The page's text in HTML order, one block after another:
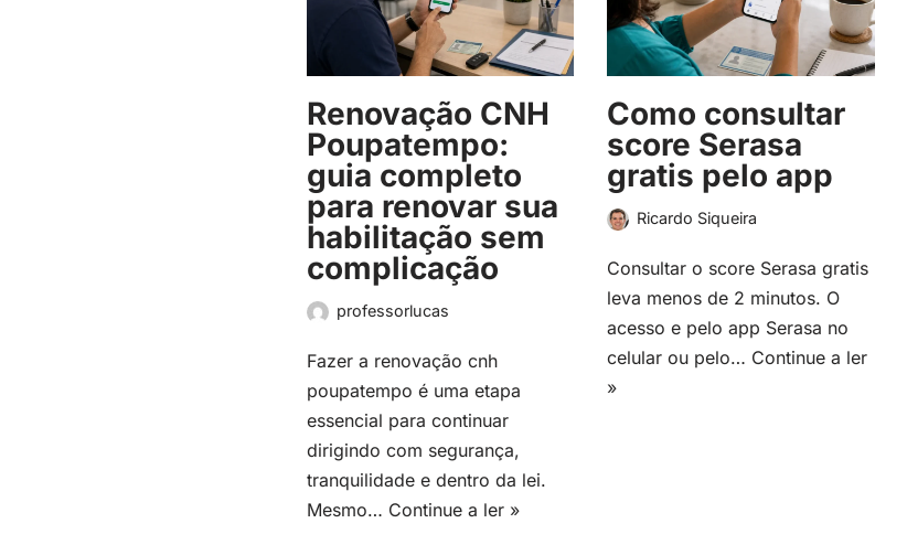
Renovação CNH
Poupatempo:
guia completo
para renovar sua
habilitação sem
complicação
professorlucas
Fazer a renovação cnh
poupatempo é uma etapa
essencial para continuar
dirigindo com segurança,
tranquilidade e dentro da lei.
Mesmo… Continue a ler »
Como consultar
score Serasa
gratis pelo app
Ricardo Siqueira
Consultar o score Serasa gratis
leva menos de 2 minutos. O
acesso e pelo app Serasa no
celular ou pelo… Continue a ler
»